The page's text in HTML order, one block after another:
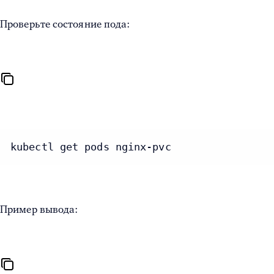
Проверьте состояние пода:
kubectl get pods nginx-pvc
Пример вывода: